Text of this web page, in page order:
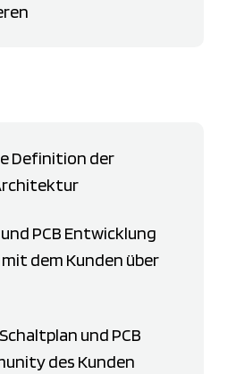
Definition der
PCB Entwicklung
dem Kunden über
und PCB
des Kunden